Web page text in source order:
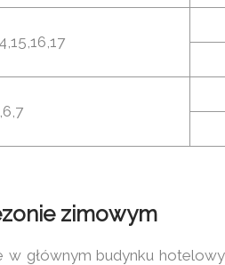
zimowym
w głównym budynku